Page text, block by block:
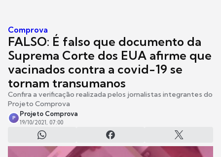
Comprova
FALSO: É falso que documento da
Suprema Corte dos EUA afirme que
vacinados contra a covid-19 se
tornam transumanos
Confira a verificação realizada pelos jornalistas integrantes do
Projeto Comprova
P
Projeto Comprova
19/10/2021, 07:00